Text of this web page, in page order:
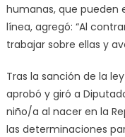
humanas, que pueden
línea, agregó: “Al
trabajar sobre ellas y
Tras la sanción de la
aprobó y giró a
niño/a al nacer en la
las determinaciones